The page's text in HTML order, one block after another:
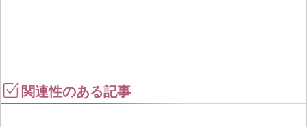
関連性のある記事